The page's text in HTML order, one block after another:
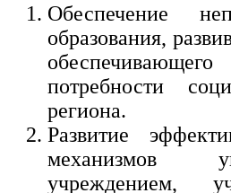
Обеспечение
образования,
потребности
региона.
Развитие
механизмов
учреждением,